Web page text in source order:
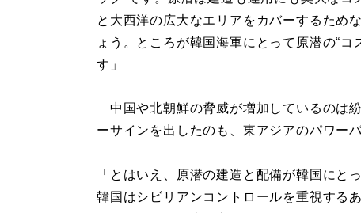
と大西洋の広大なエリアをカバーするため
ょう。ところが韓国海軍にとって原潜の“
す」
中国や北朝鮮の脅威が増加しているのは
ーサインを出したのも、東アジアのパワー
「とはいえ、原潜の建造と配備が韓国にと
韓国はシビリアンコントロールを重視する